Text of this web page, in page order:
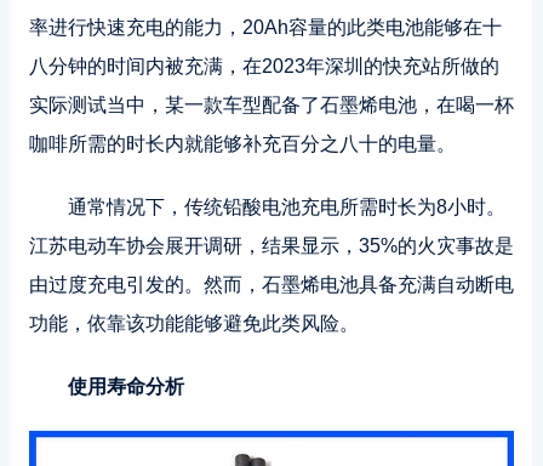
率进行快速充电的能力，20Ah容量的此类电池能够在十
八分钟的时间内被充满，在2023年深圳的快充站所做的
实际测试当中，某一款车型配备了石墨烯电池，在喝一杯
咖啡所需的时长内就能够补充百分之八十的电量。
通常情况下，传统铅酸电池充电所需时长为8小时。
江苏电动车协会展开调研，结果显示，35%的火灾事故是
由过度充电引发的。然而，石墨烯电池具备充满自动断电
功能，依靠该功能能够避免此类风险。
使用寿命分析